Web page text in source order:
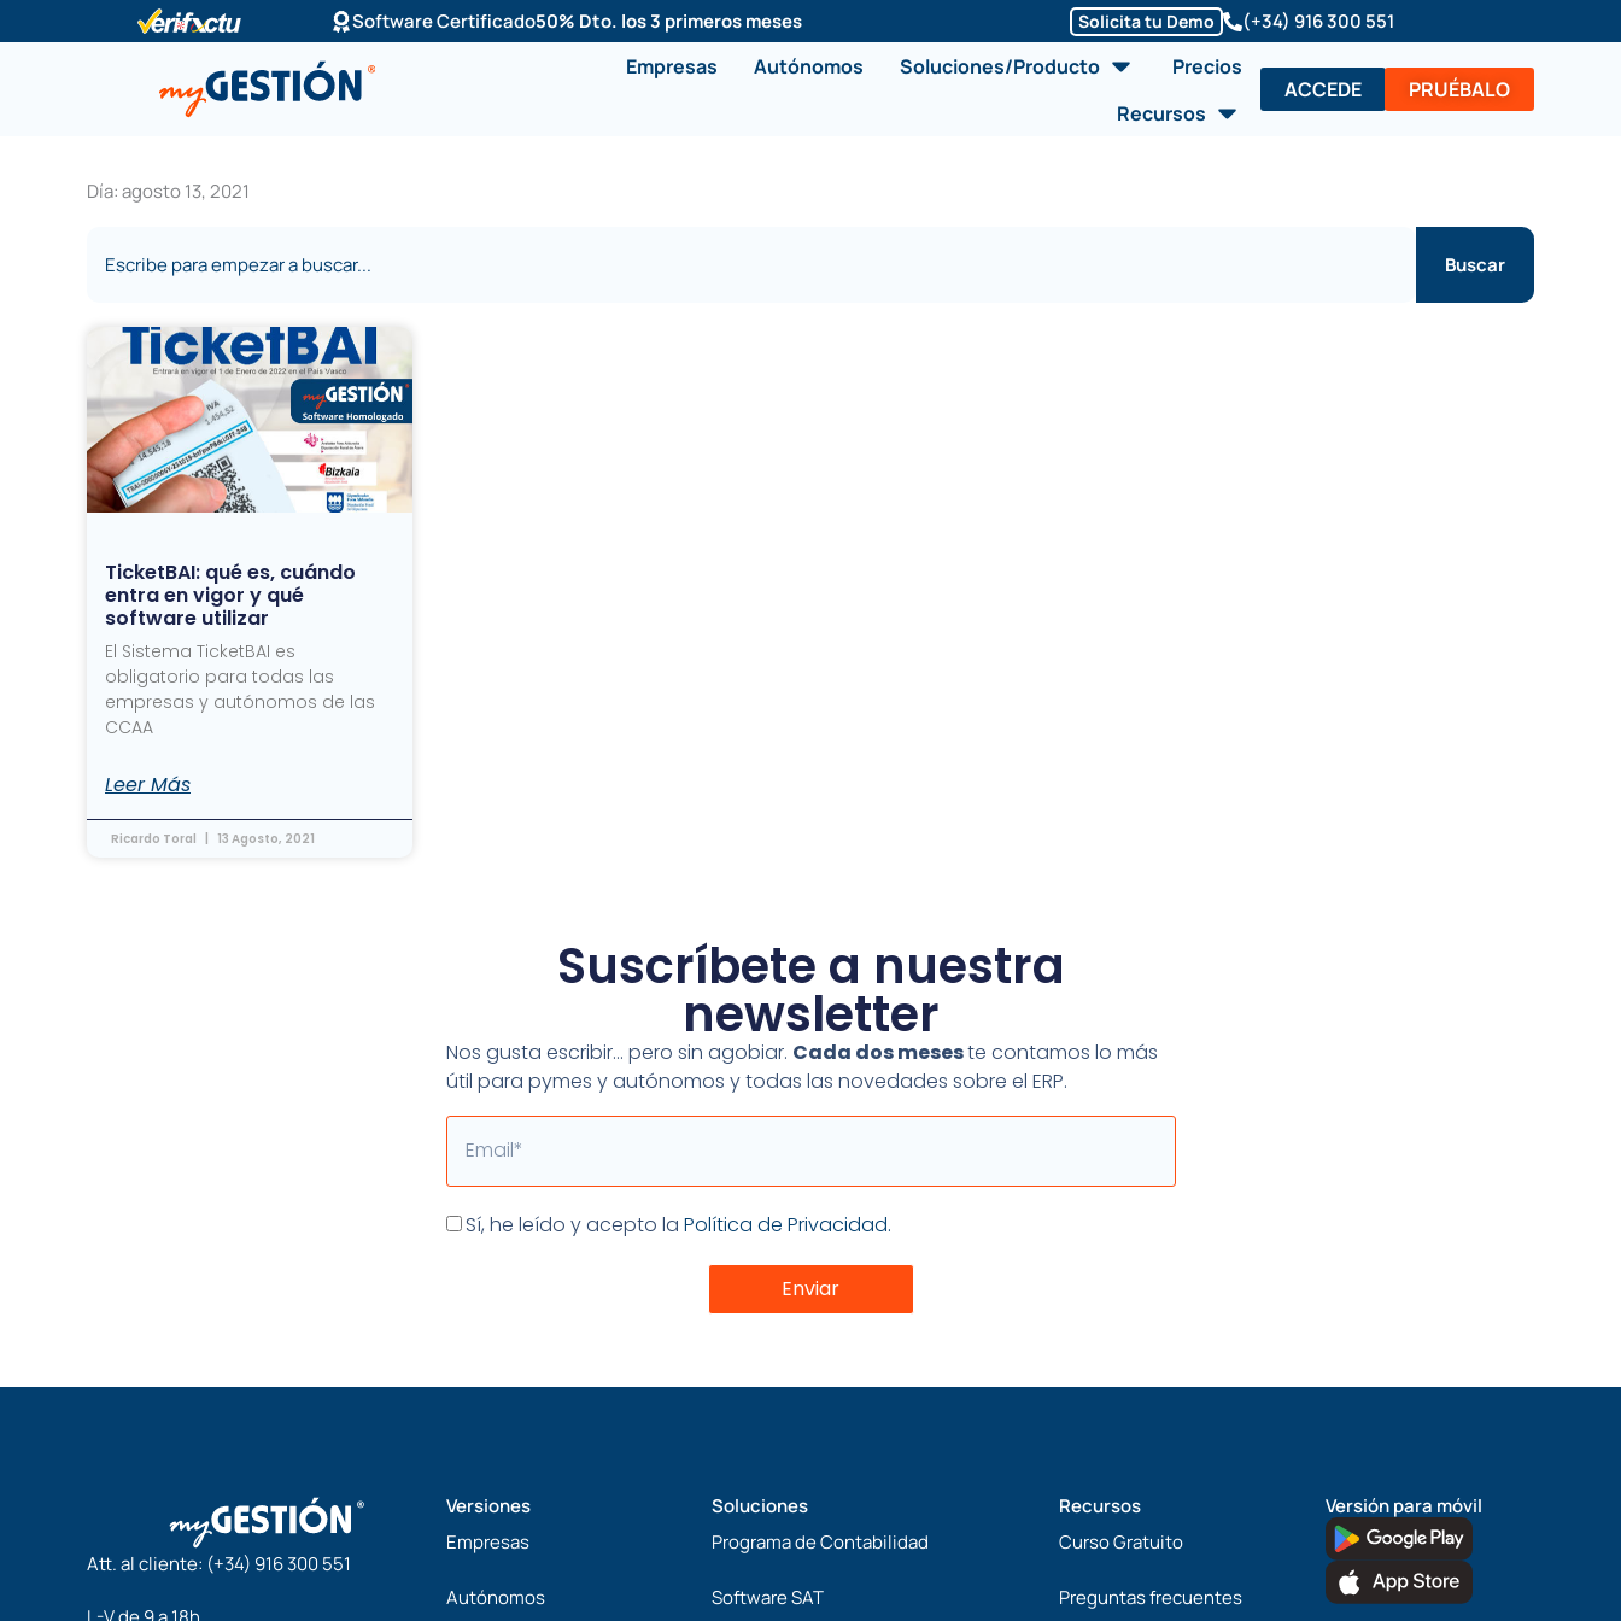
al
Software Certificado50% Dto. los 3 primeros meses Solicita tu Demo (+34) 916 300 551
Empresas Autónomos Soluciones/Producto Abrir Soluciones/Producto
Precios
Recursos Abrir Recursos
ACCEDE PRUÉBALO
Día: agosto 13, 2021
Buscar
TicketBAI: qué es, cuándo
entra en vigor y qué
software utilizar
El Sistema TicketBAI es
obligatorio para todas las
empresas y autónomos de las
CCAA
Leer Más
Ricardo Toral 13 Agosto, 2021
Suscríbete a nuestra
newsletter
Nos gusta escribir… pero sin agobiar. Cada dos meseste contamos lo más
útil para pymes y autónomos y todas las novedades sobre el ERP.
Email
Aceptación
Sí, he leído y acepto la Política de Privacidad.
Enviar
Att. al cliente: (+34) 916 300 551
Versiones
Empresas
Autónomos
Soluciones
Programa de Contabilidad
Software SAT
Recursos
Curso Gratuito
Preguntas frecuentes
Versión para móvil